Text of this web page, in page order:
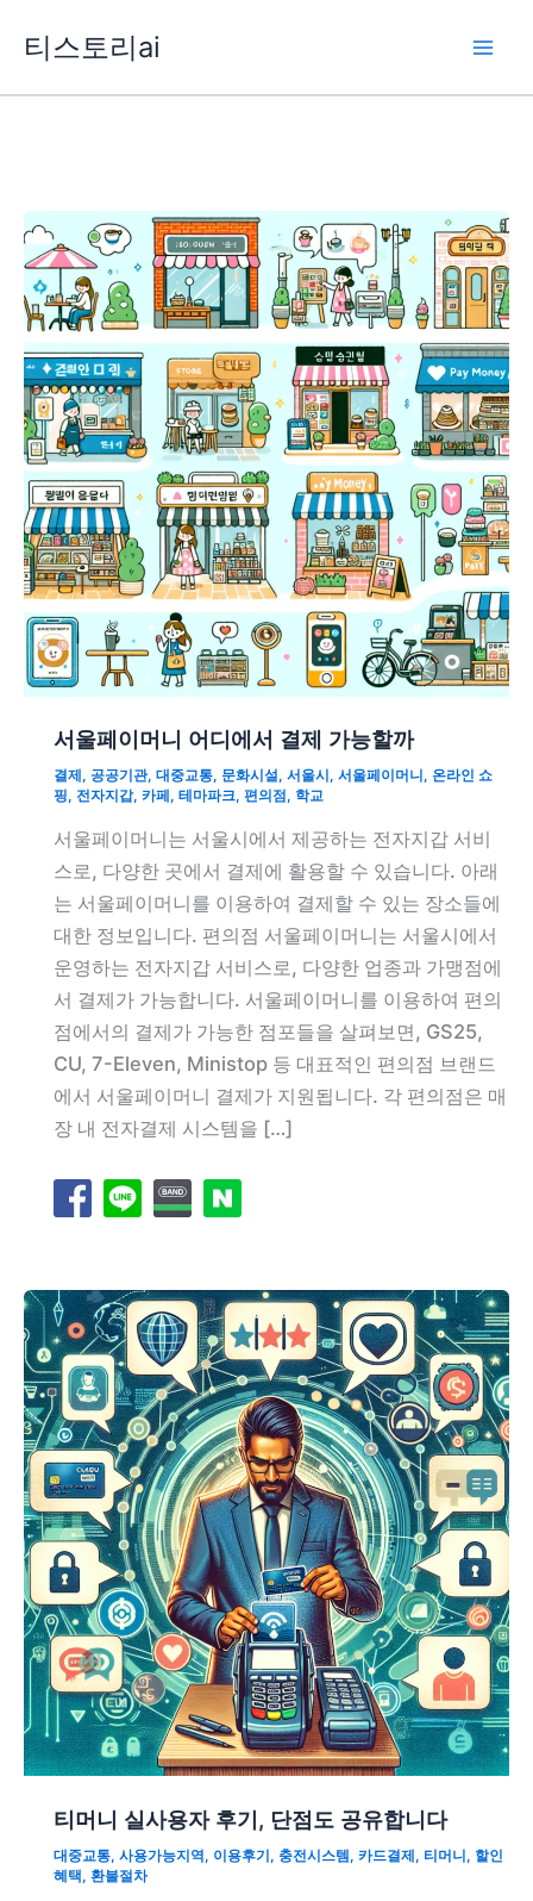
티스토리ai
서울페이머니 어디에서 결제 가능할까
결제 , 공공기관, 대중교통, 문화시설, 서울시 , 서울페이머니 , 온라인 쇼
핑, 전자지갑, 카페 , 테마파크, 편의점 , 학교
서울페이머니는 서울시에서 제공하는 전자지갑 서비
스로, 다양한 곳에서 결제에 활용할 수 있습니다. 아래
는 서울페이머니를 이용하여 결제할 수 있는 장소들에
대한 정보입니다. 편의점 서울페이머니는 서울시에서
운영하는 전자지갑 서비스로, 다양한 업종과 가맹점에
서 결제가 가능합니다. 서울페이머니를 이용하여 편의
점에서의 결제가 가능한 점포들을 살펴보면, GS25,
CU, 7-Eleven, Ministop 등 대표적인 편의점 브랜드
에서 서울페이머니 결제가 지원됩니다. 각 편의점은 매
장 내 전자결제 시스템을 […]
티머니 실사용자 후기, 단점도 공유합니다
대중교통, 사용가능지역, 이용후기, 충전시스템, 카드결제, 티머니, 할인
혜택, 환불절차